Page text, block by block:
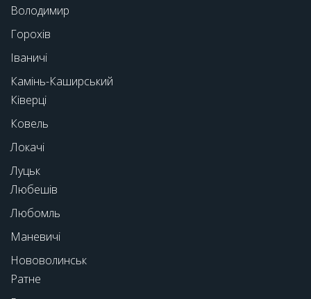
Володимир
Горохів
Іваничі
Камінь-Каширський
Ківерці
Ковель
Локачі
Луцьк
Любешів
Любомль
Маневичі
Нововолинськ
Ратне